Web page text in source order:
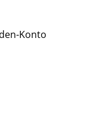
Konto